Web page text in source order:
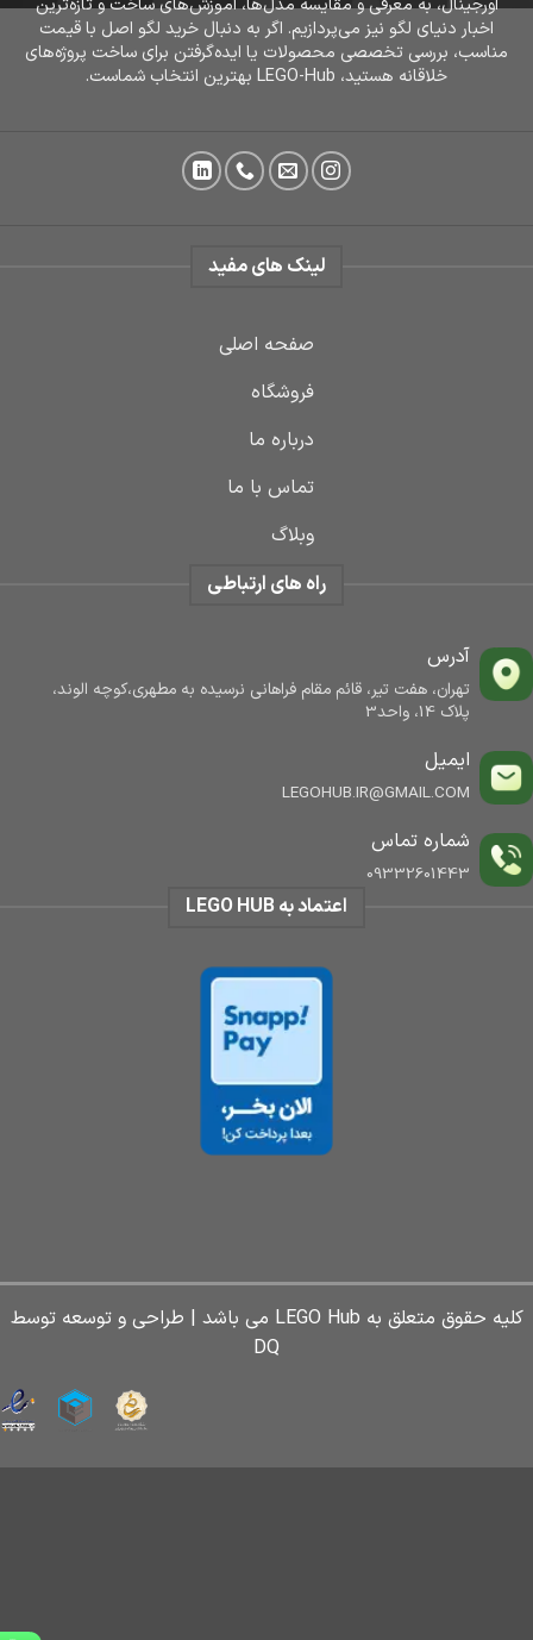
اورجینال، به معرفی و مقایسه مدل‌ها، آموزش‌های ساخت و تازه‌ترین
اخبار دنیای لگو نیز می‌پردازیم. اگر به دنبال خرید لگو اصل با قیمت
مناسب، بررسی تخصصی محصولات یا ایده‌گرفتن برای ساخت پروژه‌های
خلاقانه هستید، LEGO-Hub بهترین انتخاب شماست.
لینک های مفید
صفحه اصلی
فروشگاه
درباره ما
تماس با ما
وبلاگ
راه های ارتباطی
آدرس
تهران، هفت تیر، قائم مقام فراهانی نرسیده به مطهری،کوچه الوند،
پلاک 14، واحد3
ایمیل
LEGOHUB.IR@GMAIL.COM
شماره تماس
09332601443
اعتماد به LEGO HUB
کلیه حقوق متعلق به LEGO Hub می باشد | طراحی و توسعه توسط
DQ